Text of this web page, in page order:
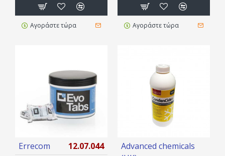
Αγοράστε τώρα Αγοράστε τώρα
Errecom 12.07.044
Advanced chemicals